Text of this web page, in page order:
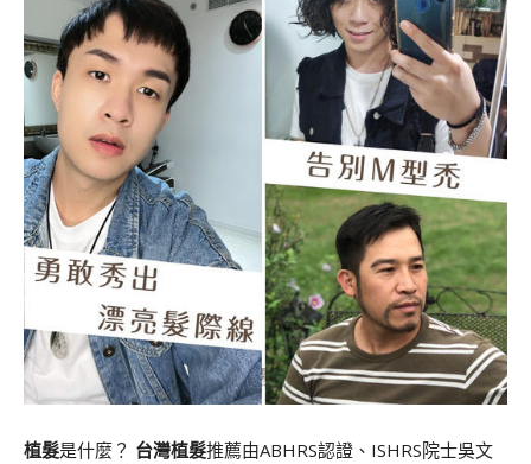
植髮是什麼？ 台灣植髮推薦由ABHRS認證、ISHRS院士吳文